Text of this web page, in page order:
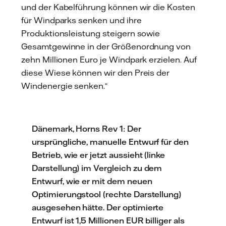
und der Kabelführung können wir die Kosten
für Windparks senken und ihre
Produktionsleistung steigern sowie
Gesamtgewinne in der Größenordnung von
zehn Millionen Euro je Windpark erzielen. Auf
diese Wiese können wir den Preis der
Windenergie senken.“
Dänemark, Horns Rev 1: Der
ursprüngliche, manuelle Entwurf für den
Betrieb, wie er jetzt aussieht (linke
Darstellung) im Vergleich zu dem
Entwurf, wie er mit dem neuen
Optimierungstool (rechte Darstellung)
ausgesehen hätte. Der optimierte
Entwurf ist 1,5 Millionen EUR billiger als